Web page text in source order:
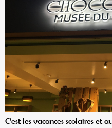
C’est les vacances scolaires et